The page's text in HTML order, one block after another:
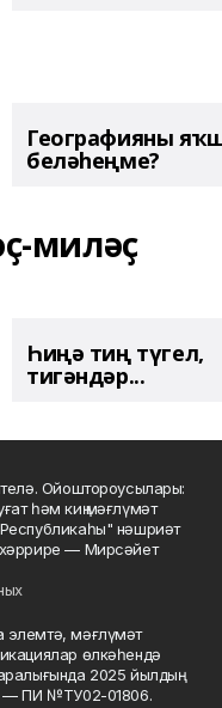
Географияны
беләһеңме?
миләҫ
Һиңә тиң түгел,
тигәндәр...
Ойоштороусылары:
һәм киң мәғлүмәт
нәшриәт
— Мирсәйет
элемтә, мәғлүмәт
өлкәһендә
2025 йылдың
— ПИ №ТУ02-01806.